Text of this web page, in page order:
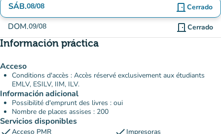
SÁB.08/08 door_front Cerrado
DOM.09/08 door_front Cerrado
Información práctica
Acceso
Conditions d'accès : Accès réservé exclusivement aux étudiants
EMLV, ESILV, IIM, ILV.
Información adicional
Possibilité d'emprunt des livres : oui
Nombre de places assises : 200
Servicios disponibles
Acceso PMR Impresoras